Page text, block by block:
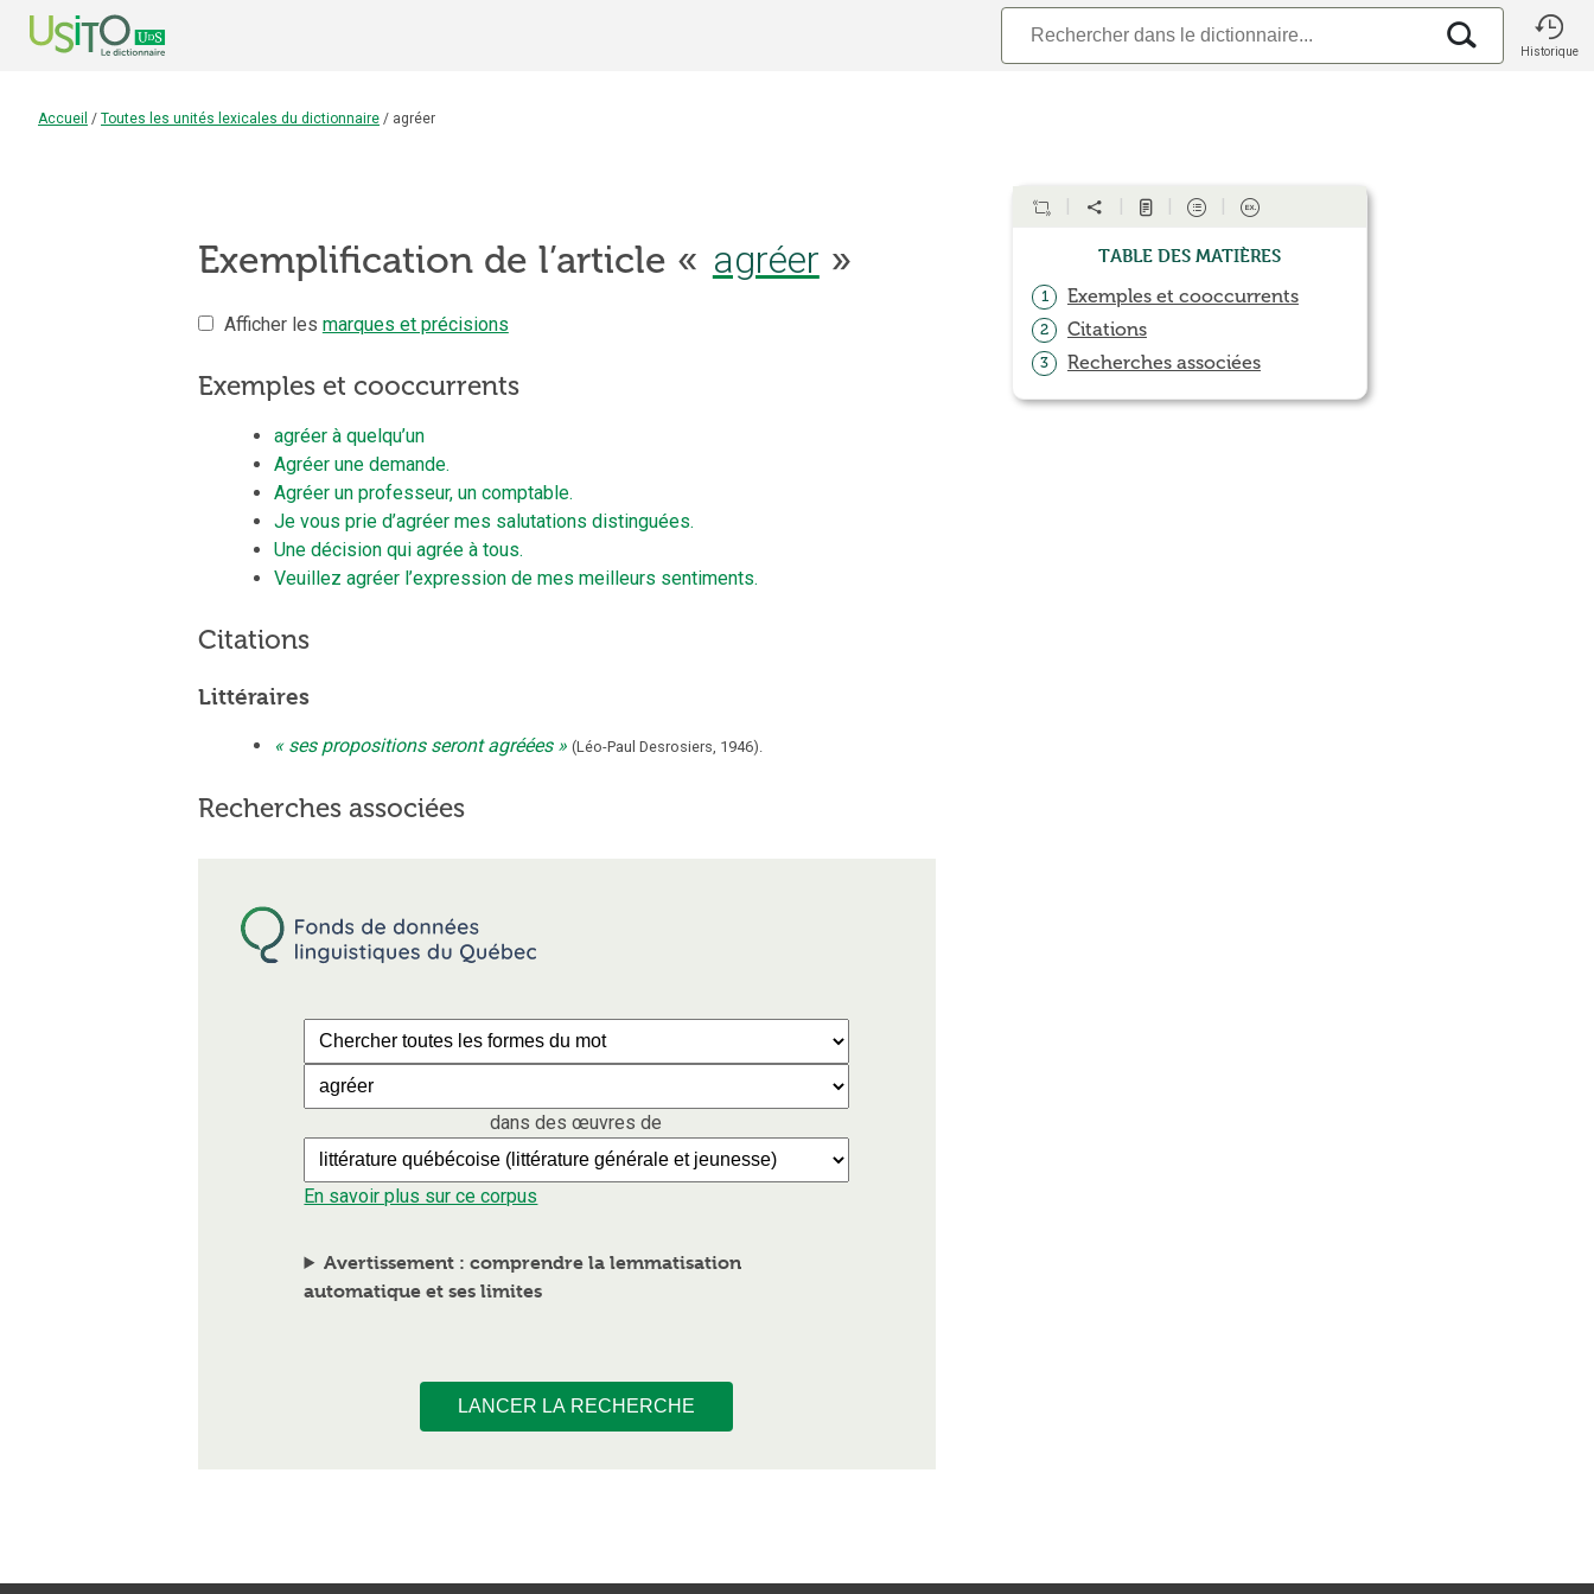
Historique
Accueil / Toutes les unités lexicales du dictionnaire / agréer
Exemplification de l’article « agréer »
Afficher les marques et précisions
Exemples et cooccurrents
agréer à quelqu’un
Agréer une demande.
Agréer un professeur, un comptable.
Je vous prie d’agréer mes salutations distinguées.
Une décision qui agrée à tous.
Veuillez agréer l’expression de mes meilleurs sentiments.
Citations
Littéraires
ses propositions seront agréées (Léo-Paul Desrosiers, 1946).
Recherches associées
dans des œuvres de
En savoir plus sur ce corpus
Avertissement : comprendre la lemmatisation
automatique et ses limites
LANCER LA RECHERCHE
Table des matières
1 Exemples et cooccurrents
2 Citations
3 Recherches associées